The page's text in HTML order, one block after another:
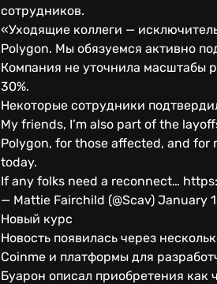
сотрудников.
«Уходящие коллеги —
Polygon. Мы обязуемся активно
Компания не уточнила масштабы
30%.
Некоторые сотрудники
My friends, I’m also part of the
Polygon, for those affected, and for
today.
If any folks need a reconnect…
— Mattie Fairchild (@Scav) January
Новый курс
Новость появилась через
Coinme и платформы для
Буарон описал приобретения как